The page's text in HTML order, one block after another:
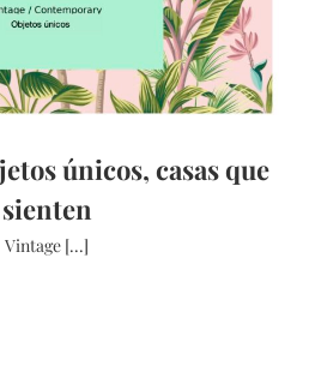
únicos, casas que
sienten
Vintage [...]